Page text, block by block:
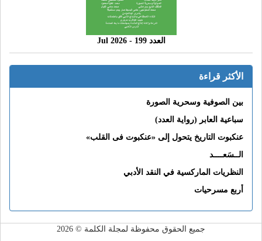
العدد 199 - 2026 Jul
الأكثر قراءة
بين الصوفية وسحرية الصورة
سباعية العابر (رواية العدد)
عنكبوت التاريخ يتحول إلى «عنكبوت فى القلب»
الــسَعــــد
النظريات الماركسية في النقد الأدبي
أربع مسرحيات
جميع الحقوق محفوظة لمجلة الكلمة © 2026